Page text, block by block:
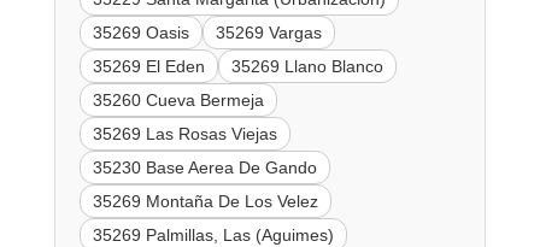
35269 Oasis
35269 Vargas
35269 El Eden
35269 Llano Blanco
35260 Cueva Bermeja
35269 Las Rosas Viejas
35230 Base Aerea De Gando
35269 Montaña De Los Velez
35269 Palmillas, Las (Aguimes)